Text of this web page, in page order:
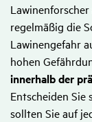
regelmäßig die
Lawinengefahr
hohen
innerhalb der
Entscheiden Sie
sollten Sie auf